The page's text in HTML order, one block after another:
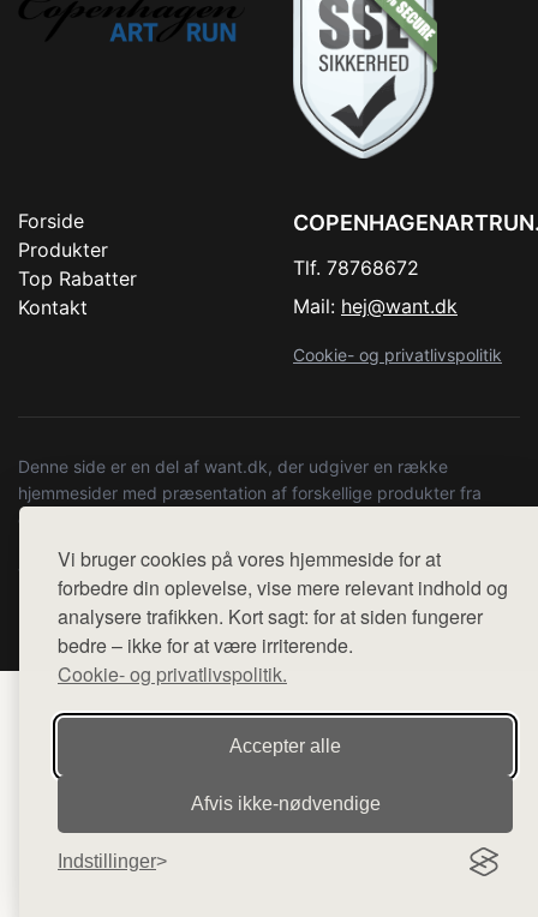
Vi bruger cookies på vores hjemmeside for at
forbedre din oplevelse, vise mere relevant indhold og
analysere trafikken. Kort sagt: for at siden fungerer
bedre – ikke for at være irriterende.
Cookie- og privatlivspolitik.
Accepter alle
Afvis ikke‑nødvendige
Indstillinger
Forside
Produkter
Top Rabatter
Kontakt
Tlf. 78768672
Mail: hej@want.dk
Cookie- og privatlivspolitik
Denne side er en del af want.dk, der udgiver en række
hjemmesider med præsentation af forskellige produkter fra
diverse webshops. Der sælges ikke varer fra denne side - vi
varerne på lager.
© 2026 copenhagenartrun.dk. Alle rettigheder forbeholdes.